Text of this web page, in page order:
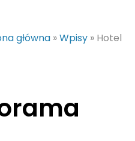
główna »Wpisy » Hotel